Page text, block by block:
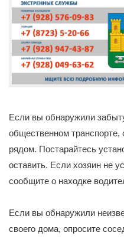
Если вы обнаружили
общественном
рядом. Постарайтесь
оставить. Если хозяин не
сообщите о находке
Если вы обнаружили
своего дома, опросите